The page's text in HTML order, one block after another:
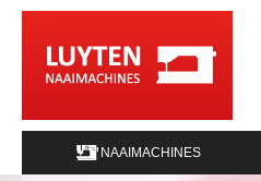
NAAIMACHINES